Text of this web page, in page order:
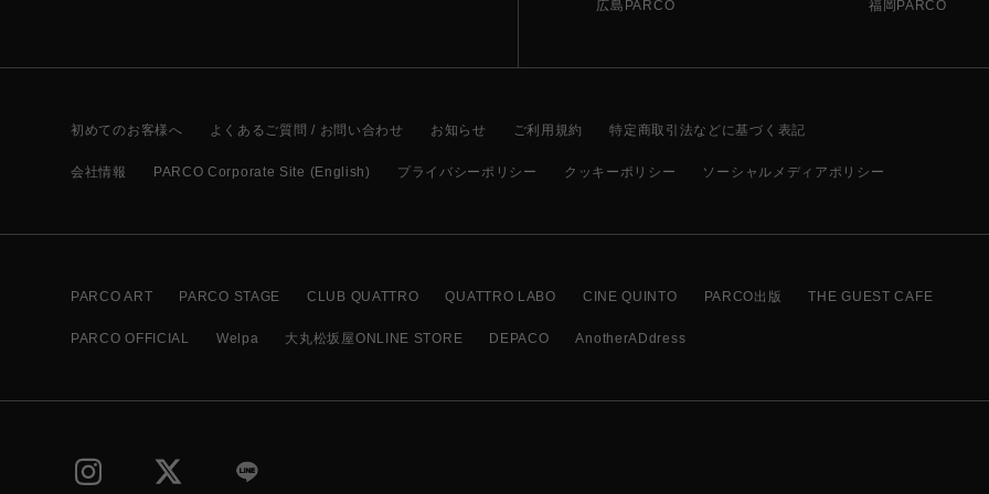
広島PARCO
福岡PARCO
初めてのお客様へ よくあるご質問 / お問い合わせ お知らせ ご利用規約 特定商取引法などに基づく表記
会社情報 PARCO Corporate Site (English) プライバシーポリシー クッキーポリシー ソーシャルメディアポリシー
PARCO ART PARCO STAGE CLUB QUATTRO QUATTRO LABO CINE QUINTO PARCO出版 THE GUEST CAFE
PARCO OFFICIAL Welpa 大丸松坂屋ONLINE STORE DEPACO AnotherADdress